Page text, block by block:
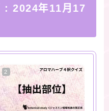
: 2024年11月17